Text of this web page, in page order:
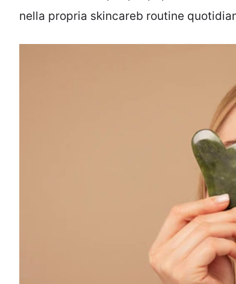
nella propria skincareb routine